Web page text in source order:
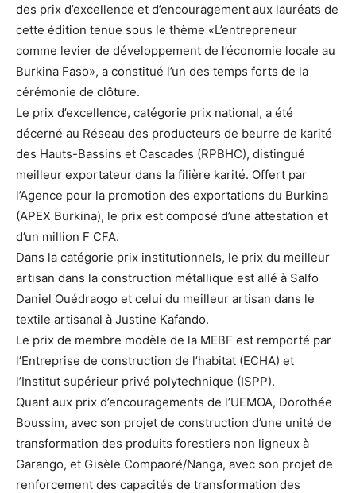
des prix d’excellence et d’encouragement aux lauréats de
cette édition tenue sous le thème «L’entrepreneur
comme levier de développement de l’économie locale au
Burkina Faso», a constitué l’un des temps forts de la
cérémonie de clôture.
Le prix d’excellence, catégorie prix national, a été
décerné au Réseau des producteurs de beurre de karité
des Hauts-Bassins et Cascades (RPBHC), distingué
meilleur exportateur dans la filière karité. Offert par
l’Agence pour la promotion des exportations du Burkina
(APEX Burkina), le prix est composé d’une attestation et
d’un million F CFA.
Dans la catégorie prix institutionnels, le prix du meilleur
artisan dans la construction métallique est allé à Salfo
Daniel Ouédraogo et celui du meilleur artisan dans le
textile artisanal à Justine Kafando.
Le prix de membre modèle de la MEBF est remporté par
l’Entreprise de construction de l’habitat (ECHA) et
l’Institut supérieur privé polytechnique (ISPP).
Quant aux prix d’encouragements de l’UEMOA, Dorothée
Boussim, avec son projet de construction d’une unité de
transformation des produits forestiers non ligneux à
Garango, et Gisèle Compaoré/Nanga, avec son projet de
renforcement des capacités de transformation des